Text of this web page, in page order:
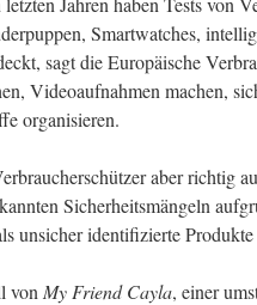
Smartwatches,
sagt die Europäische
Videoaufnahmen machen,
organisieren.
aber richtig
Sicherheitsmängeln
unsicher identifizierte
von My Friend Cayla, einer